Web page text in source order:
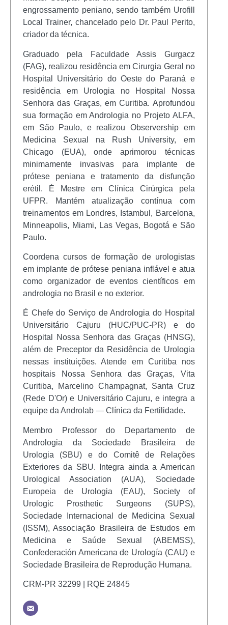
engrossamento peniano, sendo também Urofill
Local Trainer, chancelado pelo Dr. Paul Perito,
criador da técnica.
Graduado pela Faculdade Assis Gurgacz
(FAG), realizou residência em Cirurgia Geral no
Hospital Universitário do Oeste do Paraná e
residência em Urologia no Hospital Nossa
Senhora das Graças, em Curitiba. Aprofundou
sua formação em Andrologia no Projeto ALFA,
em São Paulo, e realizou Observership em
Medicina Sexual na Rush University, em
Chicago (EUA), onde aprimorou técnicas
minimamente invasivas para implante de
prótese peniana e tratamento da disfunção
erétil. É Mestre em Clínica Cirúrgica pela
UFPR. Mantém atualização contínua com
treinamentos em Londres, Istambul, Barcelona,
Minneapolis, Miami, Las Vegas, Bogotá e São
Paulo.
Coordena cursos de formação de urologistas
em implante de prótese peniana inflável e atua
como organizador de eventos científicos em
andrologia no Brasil e no exterior.
É Chefe do Serviço de Andrologia do Hospital
Universitário Cajuru (HUC/PUC-PR) e do
Hospital Nossa Senhora das Graças (HNSG),
além de Preceptor da Residência de Urologia
nessas instituições. Atende em Curitiba nos
hospitais Nossa Senhora das Graças, Vita
Curitiba, Marcelino Champagnat, Santa Cruz
(Rede D'Or) e Universitário Cajuru, e integra a
equipe da Androlab — Clínica da Fertilidade.
Membro Professor do Departamento de
Andrologia da Sociedade Brasileira de
Urologia (SBU) e do Comitê de Relações
Exteriores da SBU. Integra ainda a American
Urological Association (AUA), Sociedade
Europeia de Urologia (EAU), Society of
Urologic Prosthetic Surgeons (SUPS),
Sociedade Internacional de Medicina Sexual
(ISSM), Associação Brasileira de Estudos em
Medicina e Saúde Sexual (ABEMSS),
Confederación Americana de Urología (CAU) e
Sociedade Brasileira de Reprodução Humana.
CRM-PR 32299 | RQE 24845